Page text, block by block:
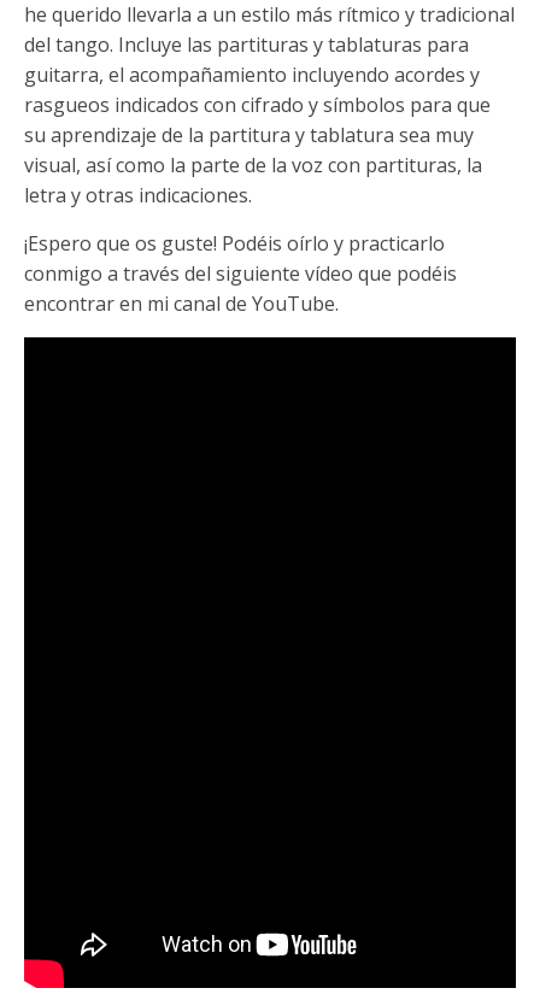
he querido llevarla a un estilo más rítmico y tradicional
del tango. Incluye las partituras y tablaturas para
guitarra, el acompañamiento incluyendo acordes y
rasgueos indicados con cifrado y símbolos para que
su aprendizaje de la partitura y tablatura sea muy
visual, así como la parte de la voz con partituras, la
letra y otras indicaciones.
¡Espero que os guste! Podéis oírlo y practicarlo
conmigo a través del siguiente vídeo que podéis
encontrar en mi canal de YouTube.